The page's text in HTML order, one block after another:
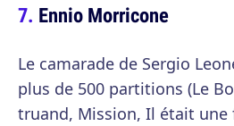
Ennio Morricone
Le camarade de Sergio
plus de 500 partitions (Le
truand, Mission, Il était une